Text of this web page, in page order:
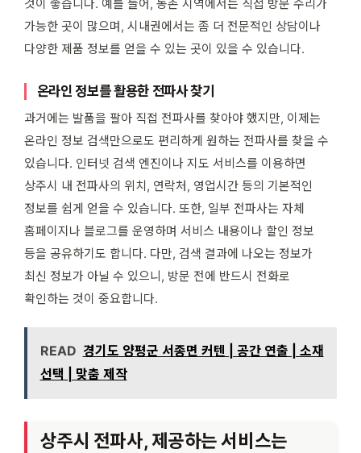
것이 좋습니다. 예를 들어, 농촌 지역에서는 직접 방문 수리가
가능한 곳이 많으며, 시내권에서는 좀 더 전문적인 상담이나
다양한 제품 정보를 얻을 수 있는 곳이 있을 수 있습니다.
온라인 정보를 활용한 전파사 찾기
과거에는 발품을 팔아 직접 전파사를 찾아야 했지만, 이제는
온라인 정보 검색만으로도 편리하게 원하는 전파사를 찾을 수
있습니다. 인터넷 검색 엔진이나 지도 서비스를 이용하면
상주시 내 전파사의 위치, 연락처, 영업시간 등의 기본적인
정보를 쉽게 얻을 수 있습니다. 또한, 일부 전파사는 자체
홈페이지나 블로그를 운영하며 서비스 내용이나 할인 정보
등을 공유하기도 합니다. 다만, 검색 결과에 나오는 정보가
최신 정보가 아닐 수 있으니, 방문 전에 반드시 전화로
확인하는 것이 중요합니다.
READ 경기도 양평군 서종면 커텐 | 공간 연출 | 소재
선택 | 맞춤 제작
상주시 전파사, 제공하는 서비스는